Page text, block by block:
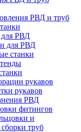
РВД и труб
для РВД
для РВД
станки
рукавов
рукавов
РВД
фитингов
и
труб